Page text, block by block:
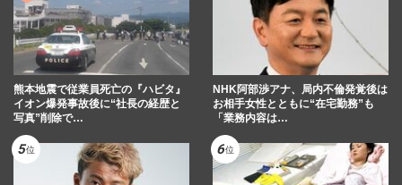
熊本地震で従業員死亡の『ハビタ』
イオン爆発事故後に“社長の経歴と
写真”削除で…
NHK阿部渉アナ、局内不倫発覚後は
お相手女性とともに“在宅勤務”も
「業務内容は…